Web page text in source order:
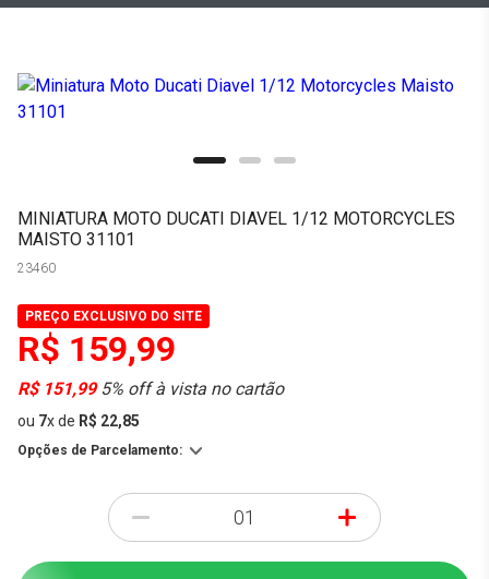
MINIATURA MOTO DUCATI DIAVEL 1/12 MOTORCYCLES
MAISTO 31101
23460
PREÇO EXCLUSIVO DO SITE
R$ 159,99
R$ 151,995% off à vista no cartão
ou 7xde R$ 22,85
Opções de Parcelamento:
- +